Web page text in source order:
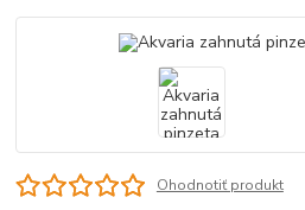
Ohodnotiť produkt